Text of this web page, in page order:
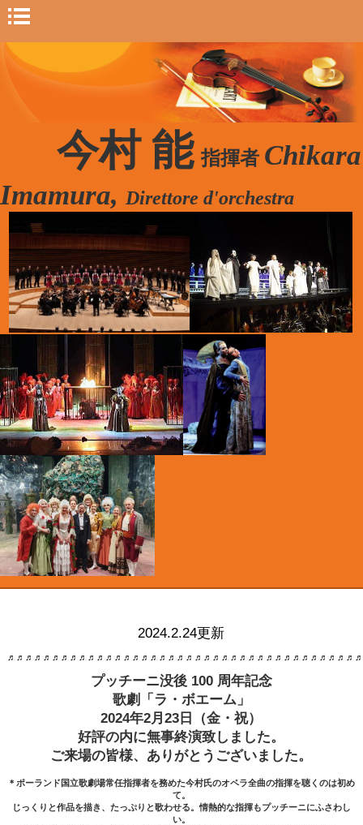
今村 能 指揮者 Chikara
Imamura, Direttore d'orchestra
2024.2.24更新
プッチーニ没後 100 周年記念
歌劇「ラ・ボエーム」
2024年2月23日（金・祝）
好評の内に無事終演致しました。
ご来場の皆様、ありがとうございました。
＊ポーランド国立歌劇場常任指揮者を務めた今村氏のオペラ全曲の指揮を聴くのは初め
て。
じっくりと作品を描き、たっぷりと歌わせる。情熱的な指揮もプッチーニにふさわし
い。